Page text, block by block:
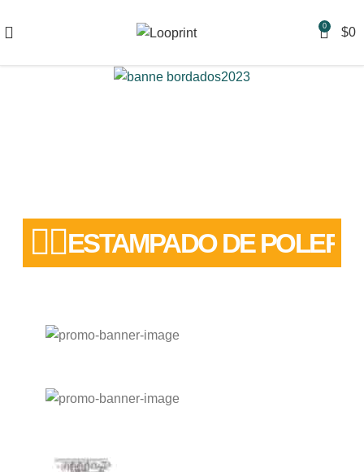
0 $0
ESTAMPADO DE